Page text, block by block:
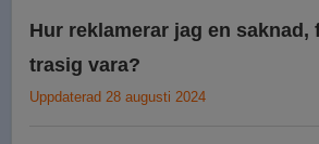
Hur reklamerar jag en saknad,
trasig vara?
Uppdaterad 28 augusti 2024